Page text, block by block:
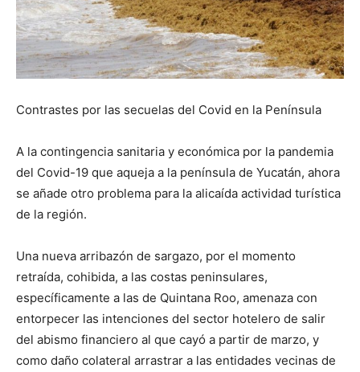
Contrastes por las secuelas del Covid en la Península
A la contingencia sanitaria y económica por la pandemia
del Covid-19 que aqueja a la península de Yucatán, ahora
se añade otro problema para la alicaída actividad turística
de la región.
Una nueva arribazón de sargazo, por el momento
retraída, cohibida, a las costas peninsulares,
específicamente a las de Quintana Roo, amenaza con
entorpecer las intenciones del sector hotelero de salir
del abismo financiero al que cayó a partir de marzo, y
como daño colateral arrastrar a las entidades vecinas de